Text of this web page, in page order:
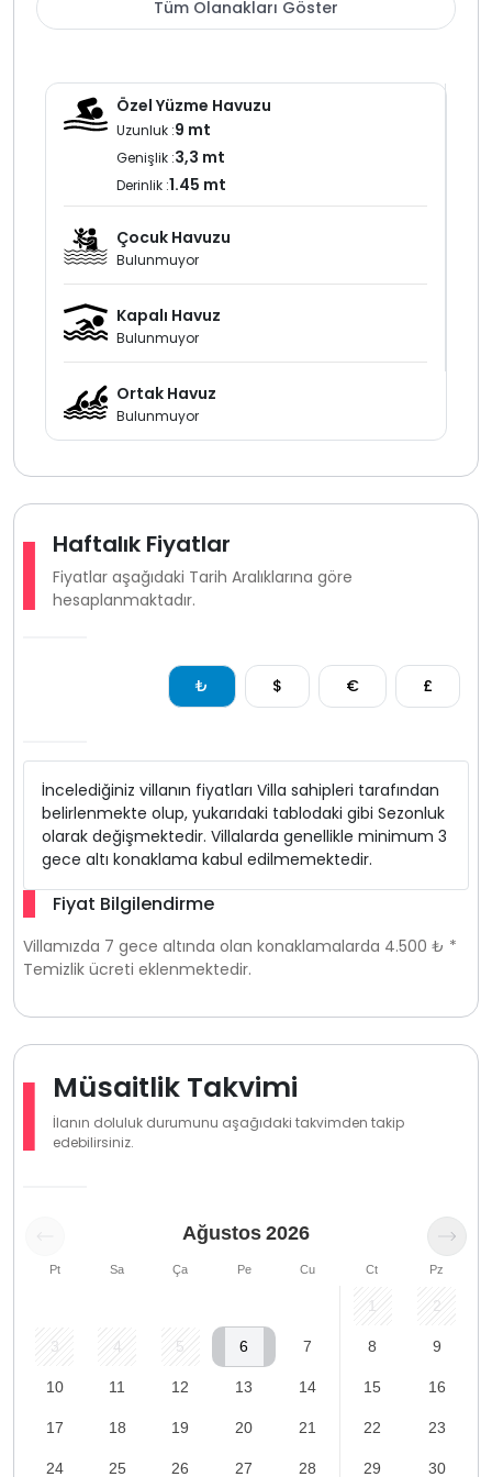
sayesinde rahat bir kiralık villa deneyimi sunulmaktadır.
sürecinde hem manzara hemde konfor arayan
misafirler için öne çıkan bir
Tüm Olanakları Göster
Özel Yüzme Havuzu
Uzunluk :9 mt
Genişlik :3,3 mt
Derinlik :1.45 mt
Çocuk Havuzu
Bulunmuyor
Kapalı Havuz
Bulunmuyor
Ortak Havuz
Bulunmuyor
Haftalık Fiyatlar
Fiyatlar aşağıdaki Tarih Aralıklarına göre
hesaplanmaktadır.
₺ $ € £
İncelediğiniz villanın fiyatları Villa sahipleri tarafından
belirlenmekte olup, yukarıdaki tablodaki gibi Sezonluk
olarak değişmektedir. Villalarda genellikle minimum 3
gece altı konaklama kabul edilmemektedir.
Fiyat Bilgilendirme
Villamızda 7 gece altında olan konaklamalarda 4.500 ₺ *
Temizlik ücreti eklenmektedir.
Müsaitlik Takvimi
İlanın doluluk durumunu aşağıdaki takvimden takip
edebilirsiniz.
Ağustos 2026
Pt Sa Ça Pe Cu Ct Pz
1 2
3 4 5 6 7 8 9
10 11 12 13 14 15 16
17 18 19 20 21 22 23
24 25 26 27 28 29 30